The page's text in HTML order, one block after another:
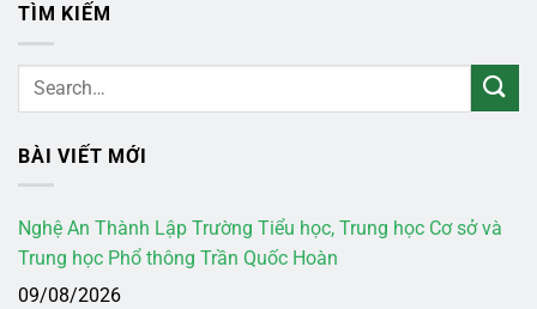
TÌM KIẾM
BÀI VIẾT MỚI
Nghệ An Thành Lập Trường Tiểu học, Trung học Cơ sở và
Trung học Phổ thông Trần Quốc Hoàn
09/08/2026